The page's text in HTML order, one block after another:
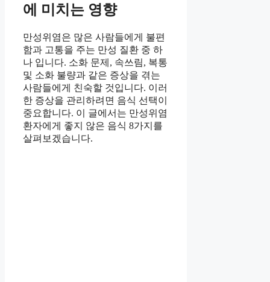
에 미치는 영향
만성위염은 많은 사람들에게 불편
함과 고통을 주는 만성 질환 중 하
나 입니다. 소화 문제, 속쓰림, 복통
및 소화 불량과 같은 증상을 겪는
사람들에게 친숙할 것입니다. 이러
한 증상을 관리하려면 음식 선택이
중요합니다. 이 글에서는 만성위염
환자에게 좋지 않은 음식 8가지를
살펴보겠습니다.